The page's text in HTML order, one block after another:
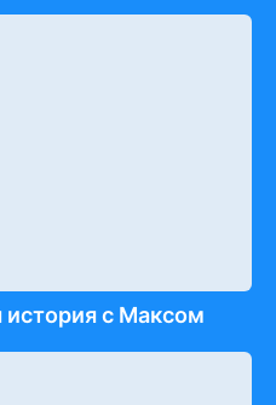
история с Максом